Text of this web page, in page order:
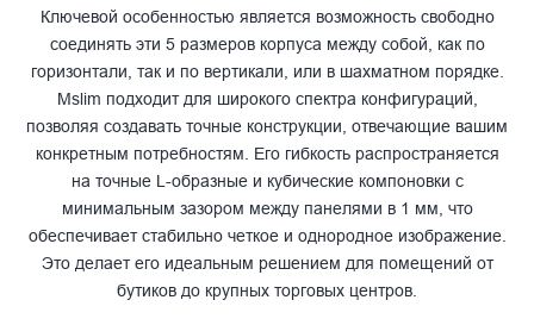
Ключевой особенностью является возможность свободно
соединять эти 5 размеров корпуса между собой, как по
горизонтали, так и по вертикали, или в шахматном порядке.
Mslim подходит для широкого спектра конфигураций,
позволяя создавать точные конструкции, отвечающие вашим
конкретным потребностям. Его гибкость распространяется
на точные L-образные и кубические компоновки с
минимальным зазором между панелями в 1 мм, что
обеспечивает стабильно четкое и однородное изображение.
Это делает его идеальным решением для помещений от
бутиков до крупных торговых центров.